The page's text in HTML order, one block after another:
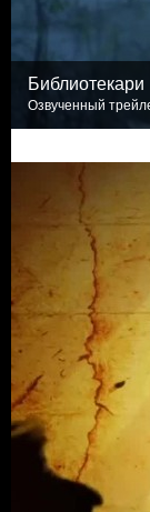
Библиотекари
Озвученный